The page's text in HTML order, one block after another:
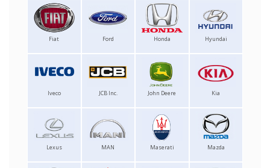
Fiat Ford Honda Hyundai
Iveco JCB Inc. John Deere Kia
Lexus MAN Maserati Mazda